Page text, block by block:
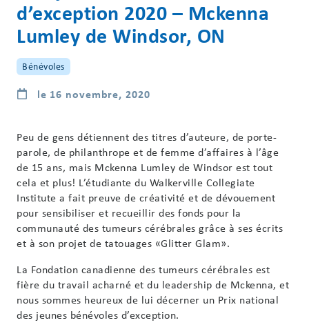
d’exception 2020 – Mckenna
Lumley de Windsor, ON
Bénévoles
le 16 novembre, 2020
Peu de gens détiennent des titres d’auteure, de porte-
parole, de philanthrope et de femme d’affaires à l’âge
de 15 ans, mais Mckenna Lumley de Windsor est tout
cela et plus! L’étudiante du Walkerville Collegiate
Institute a fait preuve de créativité et de dévouement
pour sensibiliser et recueillir des fonds pour la
communauté des tumeurs cérébrales grâce à ses écrits
et à son projet de tatouages ​​«Glitter Glam».
La Fondation canadienne des tumeurs cérébrales est
fière du travail acharné et du leadership de Mckenna, et
nous sommes heureux de lui décerner un Prix national
des jeunes bénévoles d’exception.